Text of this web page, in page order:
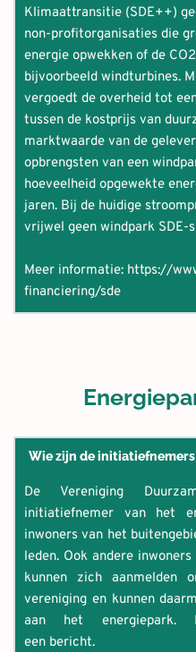
2050 wil de gemeente alle
opwekken. Om dit doel te
energie noodzakelijk.
uitkomst voor en biedt een
energietoekomst voor
De aanpak van de
vastgelegd in het
Hardenberg. In dit
Hardenberg gebruikt wordt,
de eigen gemeente: 30%
Hardenberg 100%
Meer informatie:
zonder enkele vorm van
relatief hoge prijs voor
zon- en windprojecten is er
financiële ondersteuning
omslagpunt binnen
windparken zonder
om onze regionale
doelstelling van 2050 te
verstandig om afhankelijk
maar om een mix van
Klimaattransitie (SDE++)
non-profitorganisaties die
energie opwekken of de
bijvoorbeeld windturbines.
vergoedt de overheid tot
tussen de kostprijs van
marktwaarde van de
opbrengsten van een
hoeveelheid opgewekte
jaren. Bij de huidige
vrijwel geen windpark SDE-
Meer informatie: https://
financiering/sde
Wie zijn de
De Vereniging
initiatiefnemer van het
inwoners van het
leden. Ook andere
kunnen zich
vereniging en kunnen
aan het energiepark.
een bericht.